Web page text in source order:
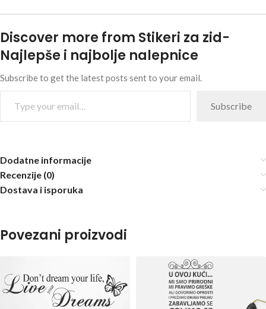
Discover more from Stikeri za zid-
Najlepše i najbolje nalepnice
Subscribe to get the latest posts sent to your email.
Subscribe
Dodatne informacije
Recenzije (0)
Dostava i isporuka
Povezani proizvodi